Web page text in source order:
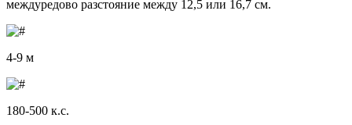
междуредово разстояние между 12,5 или 16,7 см.
4-9 м
180-500 к.с.